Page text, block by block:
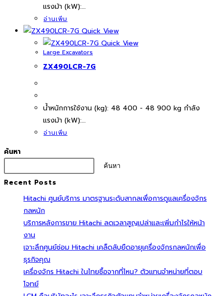
แรงม้า (kW):…
อ่านเพิ่ม
Quick View
Quick View
Large Excavators
ZX490LCR-7G
นํ้าหนักการใช้งาน (kg): 48 400 - 48 900 kg กำลัง
แรงม้า (kW):…
อ่านเพิ่ม
ค้นหา
ค้นหา
Recent Posts
Hitachi ศูนย์บริการ มาตรฐานระดับสากลเพื่อการดูแลเครื่องจักร
กลหนัก
บริการหลังการขาย Hitachi ลดเวลาสูญเปล่าและเพิ่มกำไรให้หน้า
งาน
เจาะลึกศูนย์ซ่อม Hitachi เคล็ดลับยืดอายุเครื่องจักรกลหนักเพื่อ
ธุรกิจคุณ
เครื่องจักร Hitachi ในไทยซื้อจากที่ไหน? ตัวแทนจำหน่ายที่ตอบ
โจทย์